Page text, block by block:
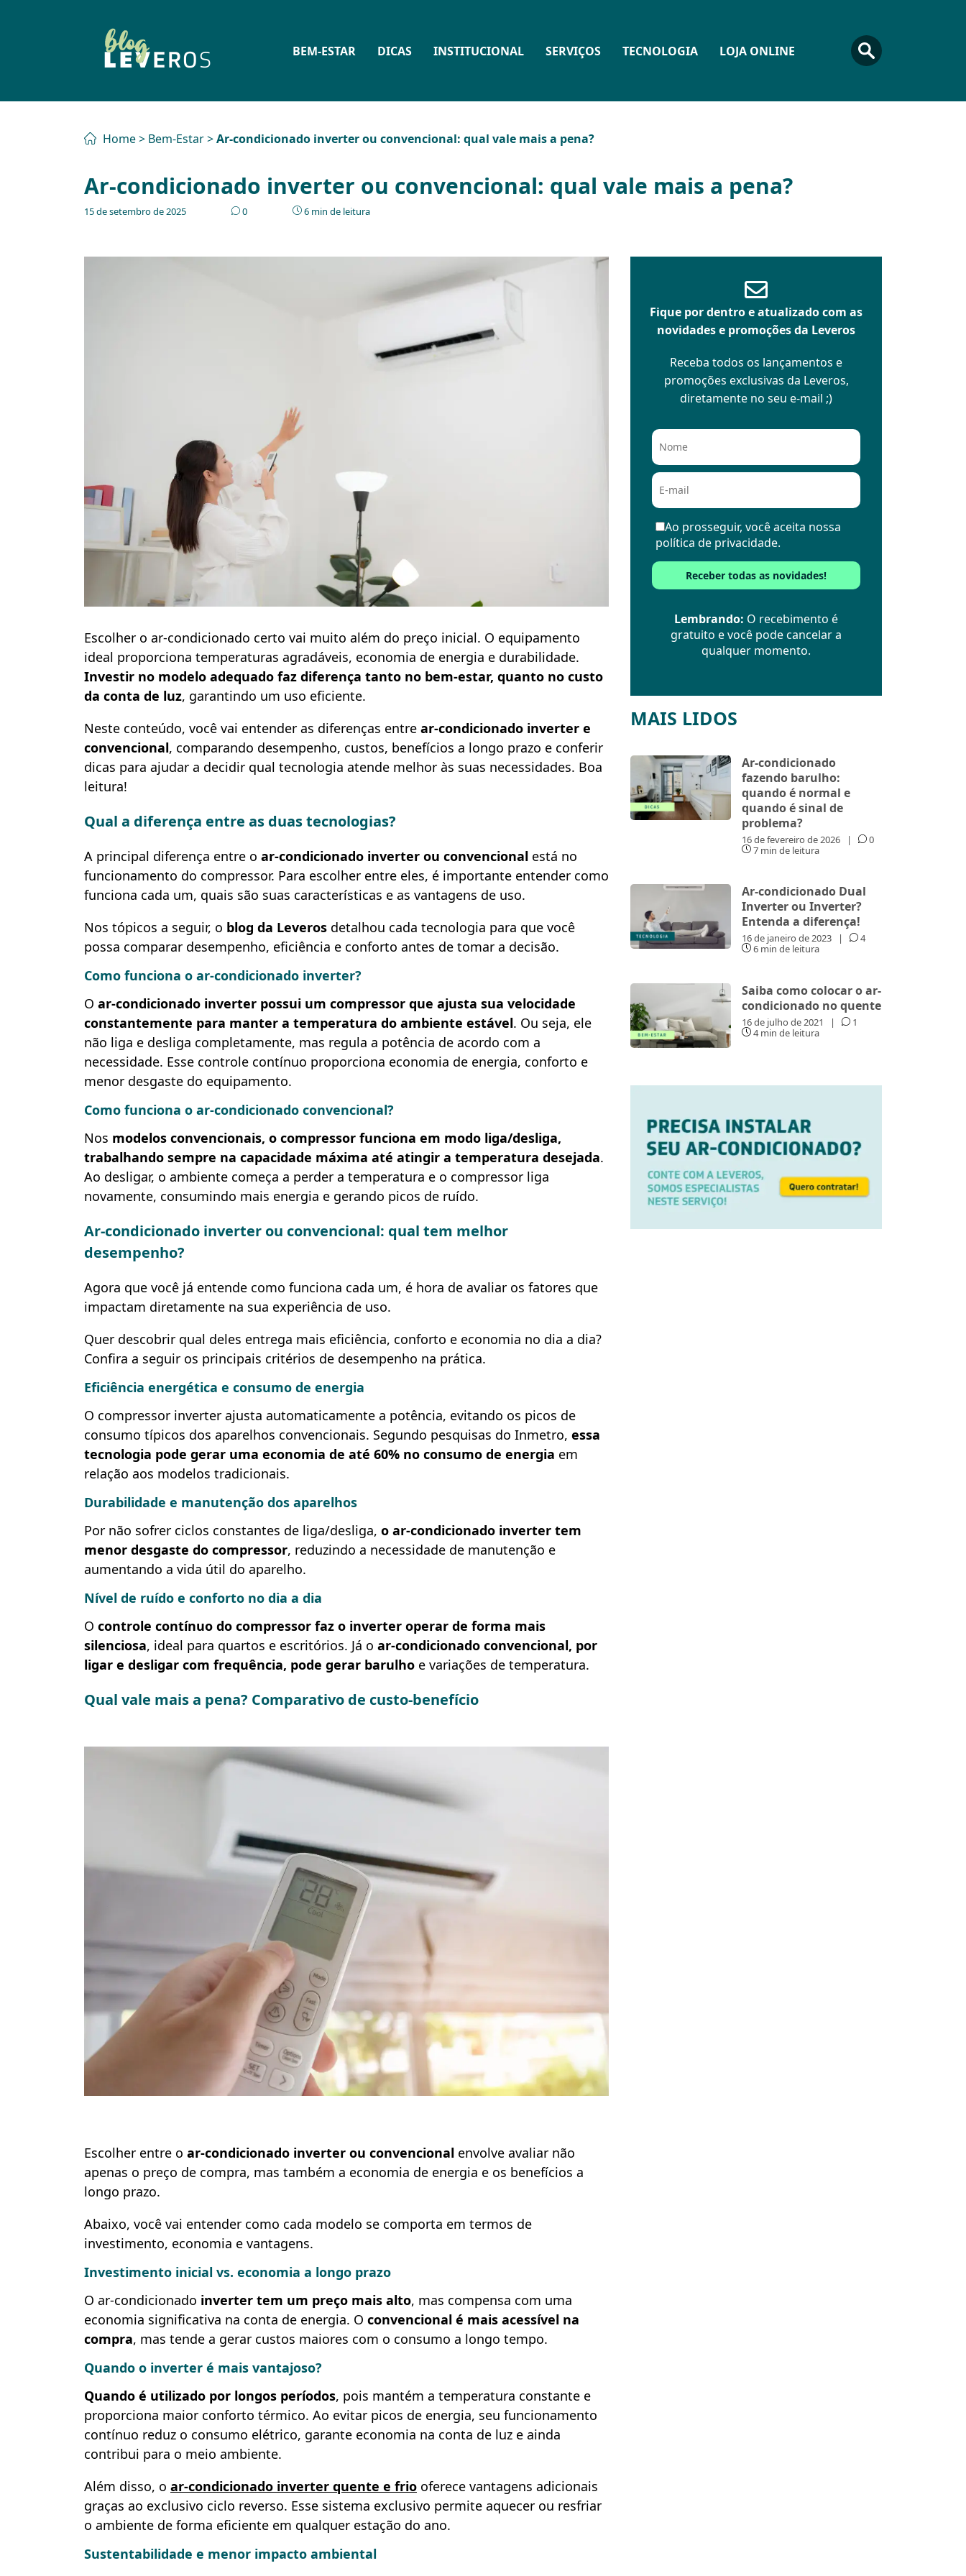
BEM-ESTAR DICAS INSTITUCIONAL SERVIÇOS TECNOLOGIA LOJA ONLINE
Home> Bem-Estar>Ar-condicionado inverter ou convencional: qual vale mais a pena?
Ar-condicionado inverter ou convencional: qual vale mais a pena?
15 de setembro de 2025 0 6 min de leitura
Escolher o ar-condicionado certo vai muito além do preço inicial. O equipamento
ideal proporciona temperaturas agradáveis, economia de energia e durabilidade.
Investir no modelo adequado faz diferença tanto no bem-estar, quanto no custo
da conta de luz, garantindo um uso eficiente.
Neste conteúdo, você vai entender as diferenças entre ar-condicionado inverter e
convencional, comparando desempenho, custos, benefícios a longo prazo e conferir
dicas para ajudar a decidir qual tecnologia atende melhor às suas necessidades. Boa
leitura!
Qual a diferença entre as duas tecnologias?
A principal diferença entre o ar-condicionado inverter ou convencional está no
funcionamento do compressor. Para escolher entre eles, é importante entender como
funciona cada um, quais são suas características e as vantagens de uso.
Nos tópicos a seguir, o blog da Leveros detalhou cada tecnologia para que você
possa comparar desempenho, eficiência e conforto antes de tomar a decisão.
Como funciona o ar-condicionado inverter?
O ar-condicionado inverter possui um compressor que ajusta sua velocidade
constantemente para manter a temperatura do ambiente estável. Ou seja, ele
não liga e desliga completamente, mas regula a potência de acordo com a
necessidade. Esse controle contínuo proporciona economia de energia, conforto e
menor desgaste do equipamento.
Como funciona o ar-condicionado convencional?
Nos modelos convencionais, o compressor funciona em modo liga/desliga,
trabalhando sempre na capacidade máxima até atingir a temperatura desejada.
Ao desligar, o ambiente começa a perder a temperatura e o compressor liga
novamente, consumindo mais energia e gerando picos de ruído.
Ar-condicionado inverter ou convencional: qual tem melhor
desempenho?
Agora que você já entende como funciona cada um, é hora de avaliar os fatores que
impactam diretamente na sua experiência de uso.
Quer descobrir qual deles entrega mais eficiência, conforto e economia no dia a dia?
Confira a seguir os principais critérios de desempenho na prática.
Eficiência energética e consumo de energia
O compressor inverter ajusta automaticamente a potência, evitando os picos de
consumo típicos dos aparelhos convencionais. Segundo pesquisas do Inmetro, essa
tecnologia pode gerar uma economia de até 60% no consumo de energia em
relação aos modelos tradicionais.
Durabilidade e manutenção dos aparelhos
Por não sofrer ciclos constantes de liga/desliga, o ar-condicionado inverter tem
menor desgaste do compressor, reduzindo a necessidade de manutenção e
aumentando a vida útil do aparelho.
Nível de ruído e conforto no dia a dia
O controle contínuo do compressor faz o inverter operar de forma mais
silenciosa, ideal para quartos e escritórios. Já o ar-condicionado convencional, por
ligar e desligar com frequência, pode gerar barulho e variações de temperatura.
Qual vale mais a pena? Comparativo de custo-benefício
Escolher entre o ar-condicionado inverter ou convencional envolve avaliar não
apenas o preço de compra, mas também a economia de energia e os benefícios a
longo prazo.
Abaixo, você vai entender como cada modelo se comporta em termos de
investimento, economia e vantagens.
Investimento inicial vs. economia a longo prazo
O ar-condicionado inverter tem um preço mais alto, mas compensa com uma
economia significativa na conta de energia. O convencional é mais acessível na
compra, mas tende a gerar custos maiores com o consumo a longo tempo.
Quando o inverter é mais vantajoso?
Quando é utilizado por longos períodos, pois mantém a temperatura constante e
proporciona maior conforto térmico. Ao evitar picos de energia, seu funcionamento
contínuo reduz o consumo elétrico, garante economia na conta de luz e ainda
contribui para o meio ambiente.
Além disso, o ar-condicionado inverter quente e frio oferece vantagens adicionais
graças ao exclusivo ciclo reverso. Esse sistema exclusivo permite aquecer ou resfriar
o ambiente de forma eficiente em qualquer estação do ano.
Sustentabilidade e menor impacto ambiental
Fique por dentro e atualizado com as
novidades e promoções da Leveros
Receba todos os lançamentos e
promoções exclusivas da Leveros,
diretamente no seu e-mail ;)
Ao prosseguir, você aceita nossa
política de privacidade.
Lembrando: O recebimento é
gratuito e você pode cancelar a
qualquer momento.
MAIS LIDOS
Ar-condicionado
fazendo barulho:
quando é normal e
quando é sinal de
problema?
16 de fevereiro de 2026 |
0
7 min de leitura
Ar-condicionado Dual
Inverter ou Inverter?
Entenda a diferença!
16 de janeiro de 2023 |
4
6 min de leitura
Saiba como colocar o ar-
condicionado no quente
16 de julho de 2021 |
1
4 min de leitura